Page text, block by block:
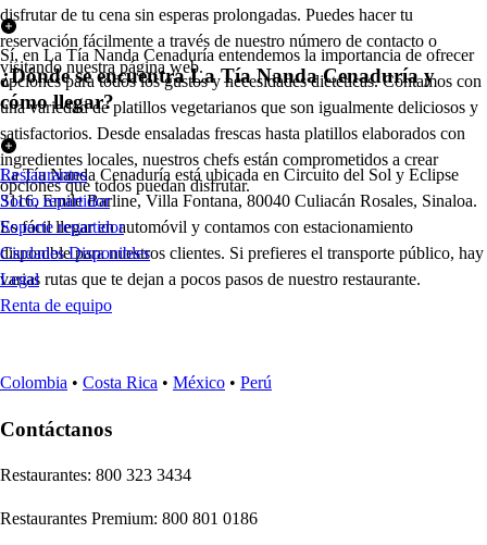
disfrutar de tu cena sin esperas prolongadas. Puedes hacer tu
reservación fácilmente a través de nuestro número de contacto o
visitando nuestra página web.
Sí, en La Tía Nanda Cenaduría entendemos la importancia de ofrecer
opciones para todos los gustos y necesidades dietéticas. Contamos con
una variedad de platillos vegetarianos que son igualmente deliciosos y
satisfactorios. Desde ensaladas frescas hasta platillos elaborados con
ingredientes locales, nuestros chefs están comprometidos a crear
opciones que todos puedan disfrutar.
¿Dónde se encuentra La Tía Nanda Cenaduría y
cómo llegar?
La Tía Nanda Cenaduría está ubicada en Circuito del Sol y Eclipse
3116, Emile Barline, Villa Fontana, 80040 Culiacán Rosales, Sinaloa.
Es fácil llegar en automóvil y contamos con estacionamiento
disponible para nuestros clientes. Si prefieres el transporte público, hay
varias rutas que te dejan a pocos pasos de nuestro restaurante.
Restaurantes
Socio repartidor
Soporte repartidor
Ciudades Disponibles
Legal
Renta de equipo
Colombia • Costa Rica • México • Perú
Contáctanos
Restaurantes: 800 323 3434
Restaurantes Premium: 800 801 0186